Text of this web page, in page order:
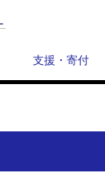
支援・寄付